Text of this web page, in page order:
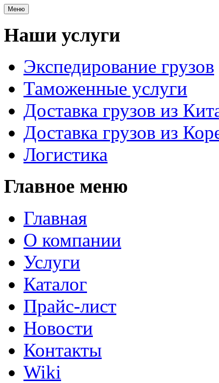
Меню
Наши услуги
Экспедирование грузов
Таможенные услуги
Доставка грузов из
Доставка грузов из
Логистика
Главное меню
Главная
О компании
Услуги
Каталог
Прайс-лист
Новости
Контакты
Wiki